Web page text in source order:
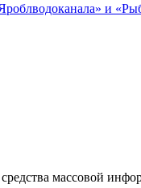
и
массовой